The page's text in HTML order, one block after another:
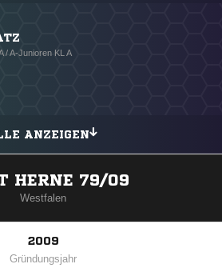
/ A-Junioren KL A
ANZEIGEN
HERNE 79/09
Westfalen
2009
Gründungsjahr